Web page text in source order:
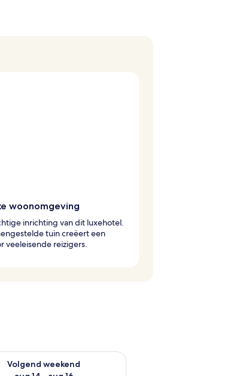
woonomgeving
inrichting van dit luxehotel.
tuin creëert een
veeleisende reizigers.
aug 7 - aug 9
Volgend weekend
controleren voor volgend weekend aug